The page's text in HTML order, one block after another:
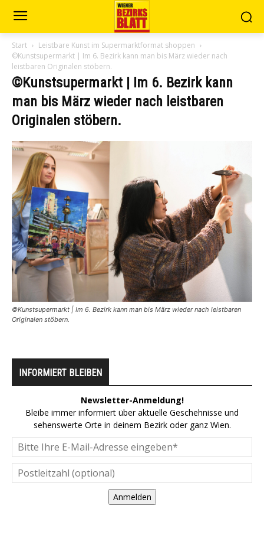
Start
Leistbare Kunst im Supermarktformat shoppen
©Kunstsupermarkt | Im 6. Bezirk kann man bis März wieder nach
leistbaren Originalen stöbern.
©Kunstsupermarkt | Im 6. Bezirk kann
man bis März wieder nach leistbaren
Originalen stöbern.
©Kunstsupermarkt | Im 6. Bezirk kann man bis März wieder nach leistbaren
Originalen stöbern.
INFORMIERT BLEIBEN
Newsletter-Anmeldung!
Bleibe immer informiert über aktuelle Geschehnisse und
sehenswerte Orte in deinem Bezirk oder ganz Wien.
Anmelden